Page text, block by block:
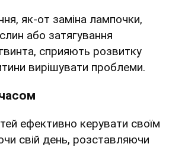
як-от заміна лампочки,
або затягування
сприяють розвитку
вирішувати проблеми.
ефективно керувати своїм
свій день, розставляючи